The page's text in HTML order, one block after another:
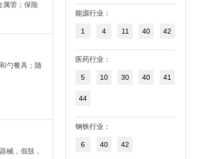
属管；保险
勺餐具；随
械，假肢，
能源行业：
1 4 11 40 42
医药行业：
5 10 30 40 41
44
钢铁行业：
6 40 42